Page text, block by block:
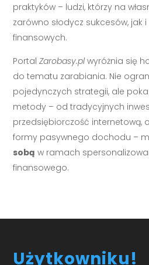
praktyków – ludzi, którzy na
zarówno słodycz sukcesów, jak
finansowych.
PortalZarobasy.pl wyróżnia się
do tematu zarabiania. Nie
pojedynczych strategii, ale
metody – od tradycyjnych
przedsiębiorczość internetową,
formy pasywnego dochodu –
sobą w ramach
finansowego.
Użytkowniku!